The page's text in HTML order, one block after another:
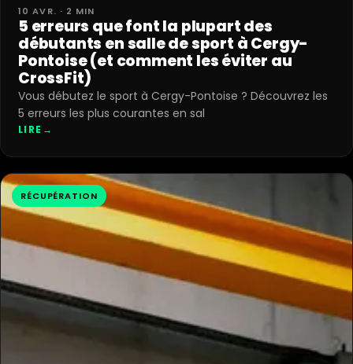
10 AVR. · 2 MIN
5 erreurs que font la plupart des
débutants en salle de sport à Cergy-
Pontoise (et comment les éviter au
CrossFit)
Vous débutez le sport à Cergy-Pontoise ? Découvrez les
5 erreurs les plus courantes en sal
LIRE →
RÉCUPÉRATION